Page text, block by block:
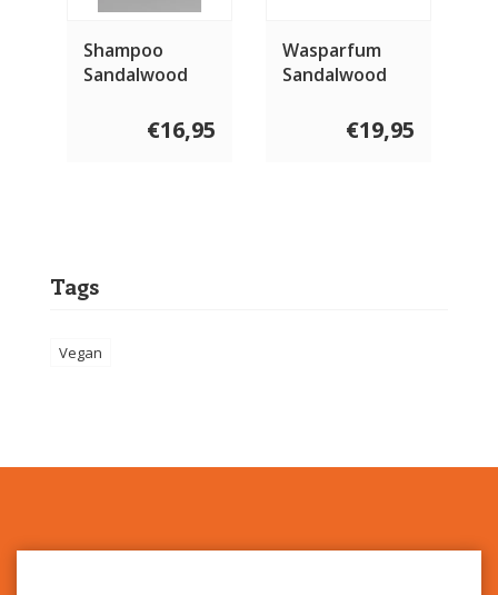
Shampoo
Sandalwood
€16,95
Wasparfum
Sandalwood
€19,95
Tags
Vegan